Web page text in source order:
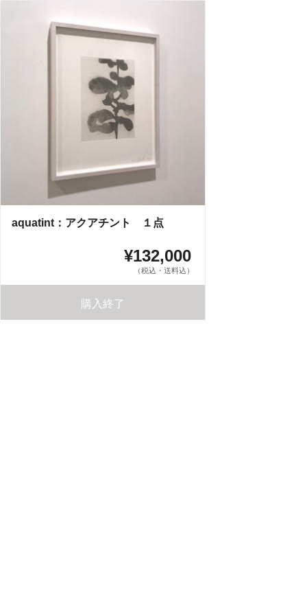
aquatint：アクアチント １点
¥132,000
（税込・送料込）
購入終了